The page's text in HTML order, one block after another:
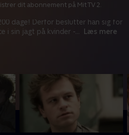
dage! Derfor beslutter han sig for
i sin jagt på kvinder -... Læs mere
dit abonnement på Mit TV 2.